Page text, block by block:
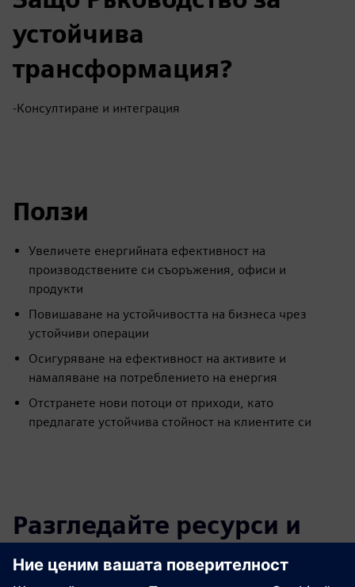
устойчива
трансформация?
-Консултиране и интеграция
Ползи
Увеличете енергийната ефективност на
производствените си съоръжения, офиси и
продукти
Повишаване на устойчивостта на бизнеса чрез
устойчиви операции
Осигуряване на ефективност на активите и
намаляване на потреблението на енергия
Отстранете нови потоци от приходи, като
предлагате устойчива стойност на клиентите си
Разгледайте ресурси и
свързани продукти